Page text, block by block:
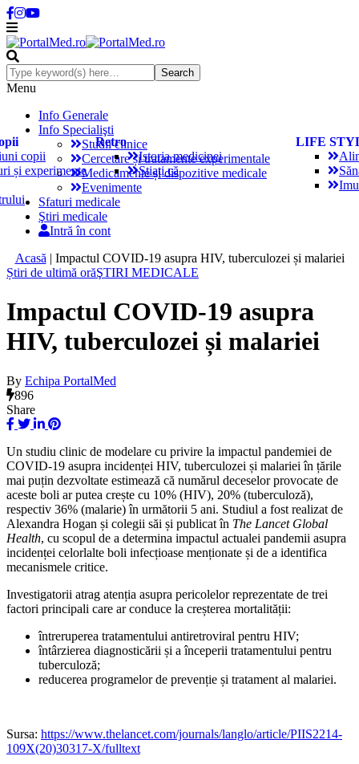
Menu
Info Generale
copii
și experimente
Retro
Istoria medicinei
Știați că
LIFE
Info Specialişti
Studii clinice
Cercetare și tratamente experimentale
Medicamente și dispozitive medicale
Evenimente
Sfaturi medicale
Ştiri medicale
Intră în cont
Acasă | Impactul COVID-19 asupra HIV, tuberculozei și malariei
Știri de ultimă orăŞTIRI MEDICALE
Impactul COVID-19 asupra
HIV, tuberculozei și malariei
By Echipa PortalMed
896
Share
Un studiu clinic de modelare cu privire la impactul pandemiei de
COVID-19 asupra incidenței HIV, tuberculozei și malariei în țările
mai puțin dezvoltate estimează că numărul deceselor provocate de
aceste boli ar putea crește cu 10% (HIV), 20% (tuberculoză),
respectiv 36% (malarie) în următorii 5 ani. Studiul a fost realizat de
Alexandra Hogan și colegii săi și publicat în The Lancet Global
Health, cu scopul de a determina impactul actualei pandemii asupra
incidenței celorlalte boli infecțioase menționate și de a identifica
mecanismele critice.
Investigatorii atrag atenția asupra pericolelor reprezentate de trei
factori principali care ar conduce la creșterea mortalității:
întreruperea tratamentului antiretroviral pentru HIV;
întârzierea diagnosticării și a începerii tratamentului pentru
tuberculoză;
reducerea programelor de prevenție și tratament al malariei.
Sursa: https://www.thelancet.com/journals/langlo/article/PIIS2214-
109X(20)30317-X/fulltext